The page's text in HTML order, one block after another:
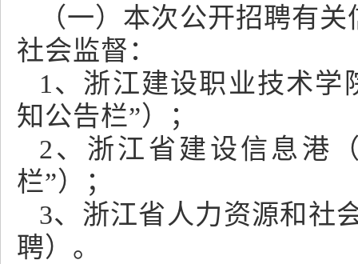
（一）本次公开招聘有
社会监督：
1、浙江建设职业技术学
知公告栏”）；
2、浙江省建设信息港
栏”）；
3、浙江省人力资源和社
聘）。